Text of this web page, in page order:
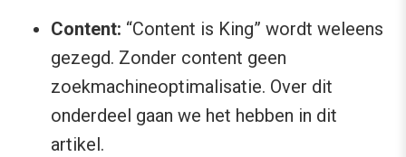
Content: “Content is King” wordt weleens
gezegd. Zonder content geen
zoekmachineoptimalisatie. Over dit
onderdeel gaan we het hebben in dit
artikel.